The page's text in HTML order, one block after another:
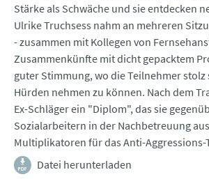
Stärke als Schwäche und sie entdecken
Ulrike Truchsess nahm an mehreren
- zusammen mit Kollegen von
Zusammenkünfte mit dicht gepacktem
guter Stimmung, wo die Teilnehmer
Hürden nehmen zu können. Nach dem
Ex-Schläger ein "Diplom", das sie
Sozialarbeitern in der Nachbetreuung
Multiplikatoren für das Anti-Aggressions-
Datei herunterladen